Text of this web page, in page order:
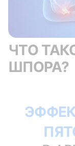
ЧТО
ШПОРА?